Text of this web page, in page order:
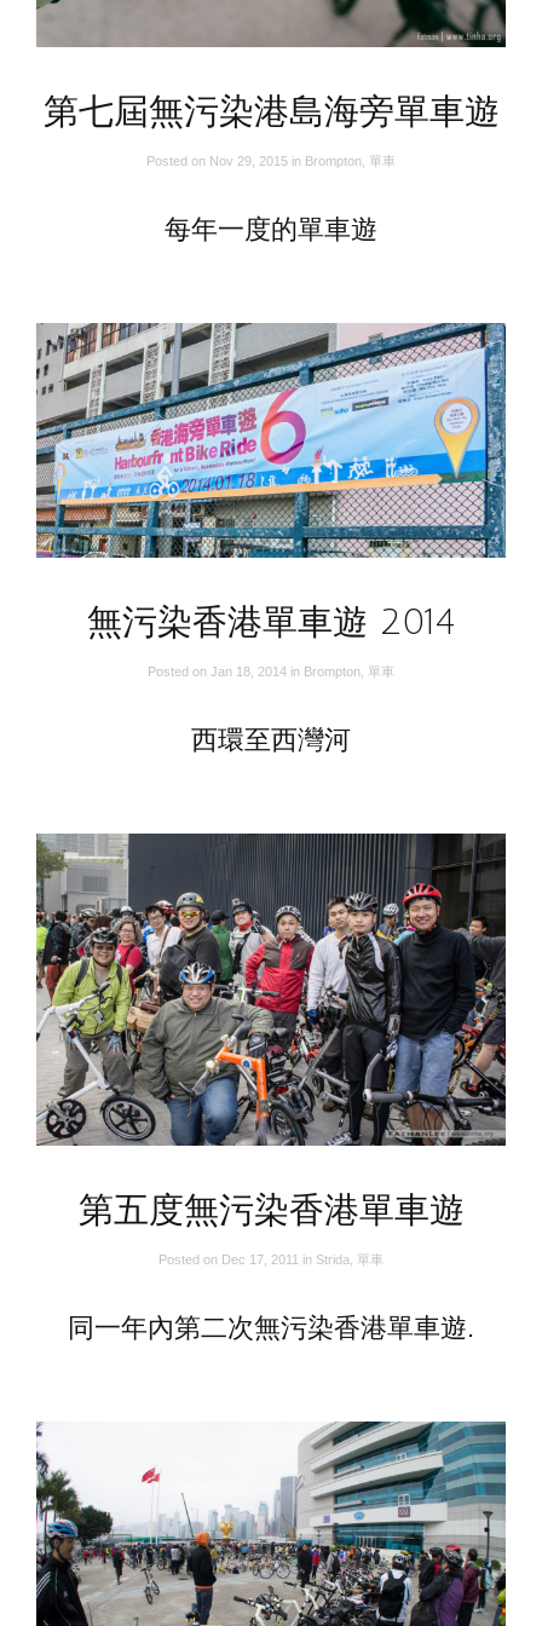
第七屆無污染港島海旁單車遊
Posted on Nov 29, 2015 in Brompton 單車
每年一度的單車遊
無污染香港單車遊 2014
Posted on Jan 18, 2014 in Brompton 單車
西環至西灣河
第五度無污染香港單車遊
Posted on Dec 17, 2011 in Strida 單車
同一年內第二次無污染香港單車遊.